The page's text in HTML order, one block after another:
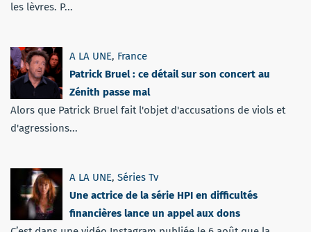
les lèvres. P...
A LA UNE, France
Patrick Bruel : ce détail sur son concert au
Zénith passe mal
Alors que Patrick Bruel fait l'objet d'accusations de viols et
d'agressions...
A LA UNE, Séries Tv
Une actrice de la série HPI en difficultés
financières lance un appel aux dons